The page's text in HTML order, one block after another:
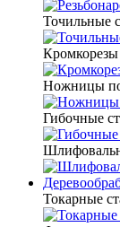
Точильные
Кромкорезы
Ножницы
Гибочные
Токарные